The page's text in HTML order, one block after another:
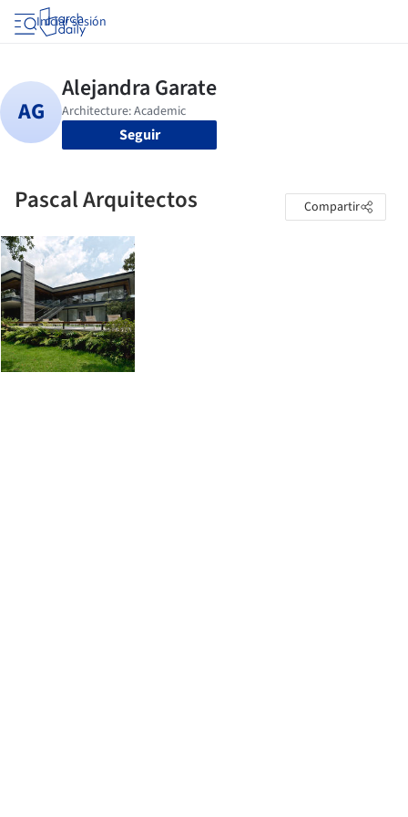
Iniciar sesión
Seguir
Pascal Arquitectos Compartir